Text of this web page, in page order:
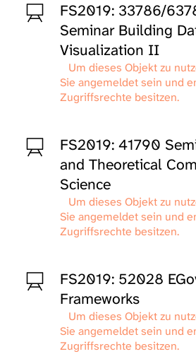
FS2019: 33786/
Seminar Building
Visualization II
Um dieses Objekt zu
Sie angemeldet sein und
Zugriffsrechte besitzen.
FS2019: 41790
and Theoretical
Science
Um dieses Objekt zu
Sie angemeldet sein und
Zugriffsrechte besitzen.
FS2019: 52028
Frameworks
Um dieses Objekt zu
Sie angemeldet sein und
Zugriffsrechte besitzen.